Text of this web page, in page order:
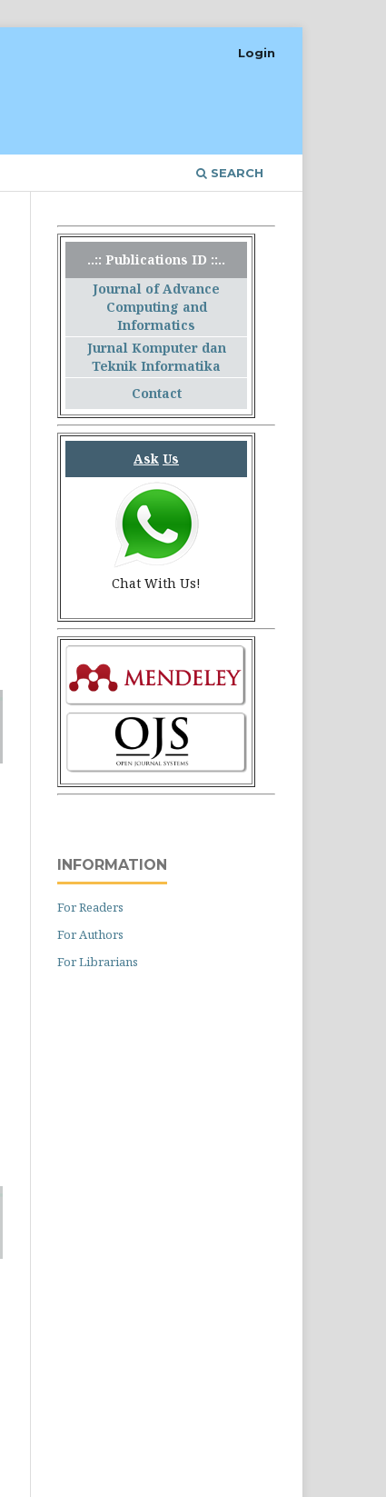
SEARCH
Login
..:: Publications ID ::..
Journal of Advance
Computing and
Informatics
Jurnal Komputer dan
Teknik Informatika
Contact
Ask Us
Chat With Us!
INFORMATION
For Readers
For Authors
For Librarians